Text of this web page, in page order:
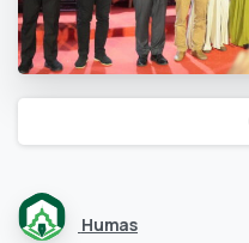
Humas